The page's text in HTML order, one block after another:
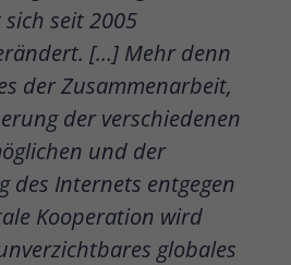
seit 2005
[…] Mehr denn
der Zusammenarbeit,
der verschiedenen
und der
des Internets entgegen
Kooperation wird
globales